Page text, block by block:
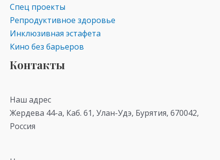
Спец проекты
Репродуктивное здоровье
Инклюзивная эстафета
Кино без барьеров
Контакты
Наш адрес
Жердева 44-а, Каб. 61, Улан-Удэ, Бурятия, 670042,
Россия